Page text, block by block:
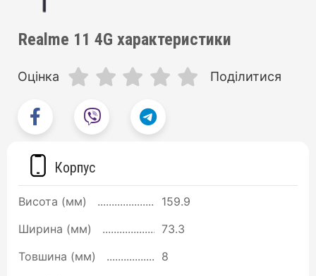
Realme 11 4G характеристики
Оцінка Поділитися
Корпус
Висота (мм)
159.9
Ширина (мм)
73.3
Товшина (мм)
8